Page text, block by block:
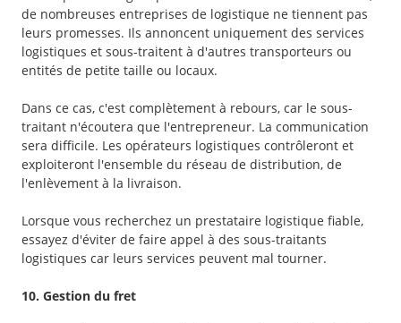
de nombreuses entreprises de logistique ne tiennent pas
leurs promesses. Ils annoncent uniquement des services
logistiques et sous-traitent à d'autres transporteurs ou
entités de petite taille ou locaux.
Dans ce cas, c'est complètement à rebours, car le sous-
traitant n'écoutera que l'entrepreneur. La communication
sera difficile. Les opérateurs logistiques contrôleront et
exploiteront l'ensemble du réseau de distribution, de
l'enlèvement à la livraison.
Lorsque vous recherchez un prestataire logistique fiable,
essayez d'éviter de faire appel à des sous-traitants
logistiques car leurs services peuvent mal tourner.
10. Gestion du fret